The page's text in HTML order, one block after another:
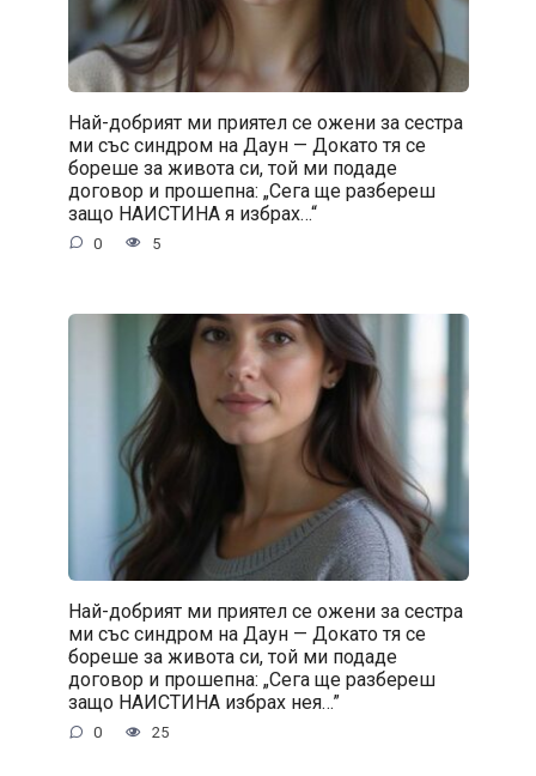
Най-добрият ми приятел се ожени за сестра
ми със синдром на Даун — Докато тя се
бореше за живота си, той ми подаде
договор и прошепна: „Сега ще разбереш
защо НАИСТИНА я избрах…“
0 5
Най-добрият ми приятел се ожени за сестра
ми със синдром на Даун — Докато тя се
бореше за живота си, той ми подаде
договор и прошепна: „Сега ще разбереш
защо НАИСТИНА избрах нея…”
0 25